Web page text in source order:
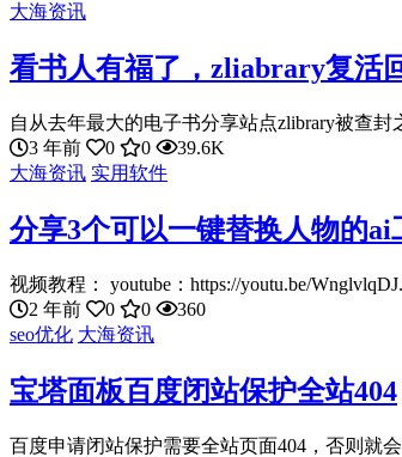
大海资讯
看书人有福了，zliabrary复活
自从去年最大的电子书分享站点zlibrary被查
3 年前
0 0
39.6K
大海资讯 实用软件
分享3个可以一键替换人物的
视频教程： youtube：https://youtu.be/
2 年前
0 0
360
seo优化 大海资讯
宝塔面板百度闭站保护全站404
百度申请闭站保护需要全站页面404，否则就